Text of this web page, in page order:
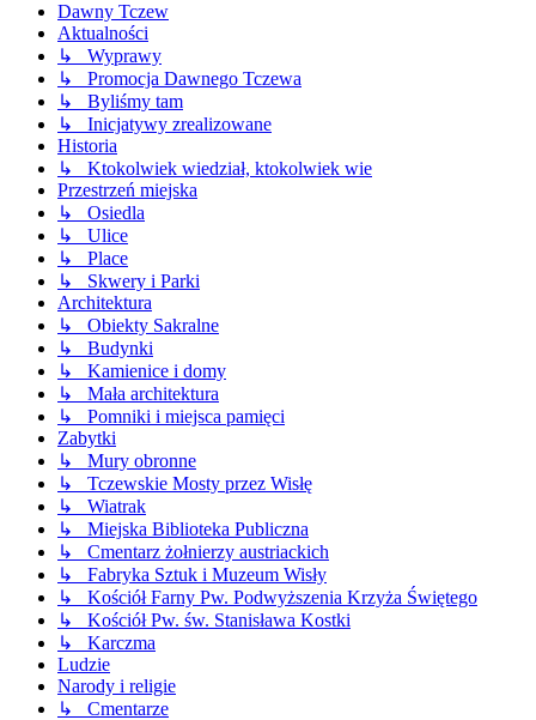
Dawny Tczew
Aktualności
↳ Wyprawy
↳ Promocja Dawnego Tczewa
↳ Byliśmy tam
↳ Inicjatywy zrealizowane
Historia
↳ Ktokolwiek wiedział, ktokolwiek wie
Przestrzeń miejska
↳ Osiedla
↳ Ulice
↳ Place
↳ Skwery i Parki
Architektura
↳ Obiekty Sakralne
↳ Budynki
↳ Kamienice i domy
↳ Mała architektura
↳ Pomniki i miejsca pamięci
Zabytki
↳ Mury obronne
↳ Tczewskie Mosty przez Wisłę
↳ Wiatrak
↳ Miejska Biblioteka Publiczna
↳ Cmentarz żołnierzy austriackich
↳ Fabryka Sztuk i Muzeum Wisły
↳ Kościół Farny Pw. Podwyższenia Krzyża Świętego
↳ Kościół Pw. św. Stanisława Kostki
↳ Karczma
Ludzie
Narody i religie
↳ Cmentarze